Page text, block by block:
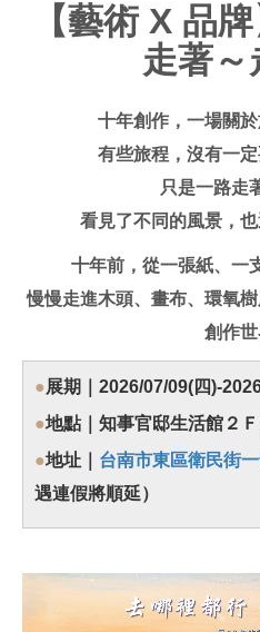
【藝術 X 品
走著～
十年創作，一場關
有些旅程，沒有一定
只是一路走
看見了不同的風景，也
十年前，從一張紙、一
慢慢走進木頭、畫布、環氧
創作世
●展期｜2026/07/09(四)-
●地點｜知事官邸生活館２
●地址｜ 台南市東區衛民街
遇連假將順延）